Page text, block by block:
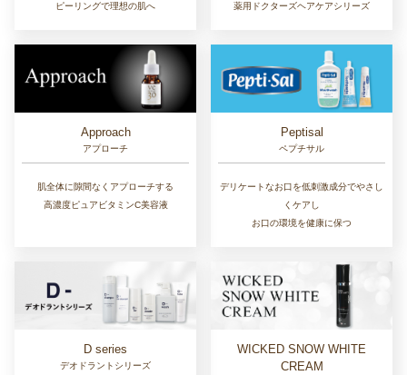
ピーリングで理想の肌へ 薬用ドクターズヘアケアシリーズ
Approach
アプローチ
肌全体に隙間なくアプローチする
高濃度ピュアビタミンC美容液
Peptisal
ペプチサル
デリケートなお口を低刺激成分でやさし
くケアし
お口の環境を健康に保つ
D series
デオドラントシリーズ
WICKED SNOW WHITE
CREAM